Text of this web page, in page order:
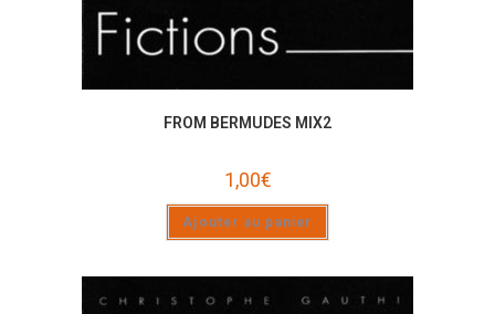
FROM BERMUDES MIX2
1,00€
Ajouter au panier